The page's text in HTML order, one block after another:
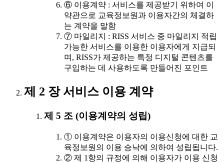
⑥ 이용계약 : 서비스를 제공받기 위하여 이
약관으로 교육정보원과 이용자간의 체결하
는 계약을 말함
⑦ 마일리지 : RISS 서비스 중 마일리지 적립
가능한 서비스를 이용한 이용자에게 지급되
며, RISS가 제공하는 특정 디지털 콘텐츠를
구입하는 데 사용하도록 만들어진 포인트
제 2 장 서비스 이용 계약
제 5 조 (이용계약의 성립)
① 이용계약은 이용자의 이용신청에 대한 교
육정보원의 이용 승낙에 의하여 성립됩니다.
② 제 1항의 규정에 의해 이용자가 이용 신청